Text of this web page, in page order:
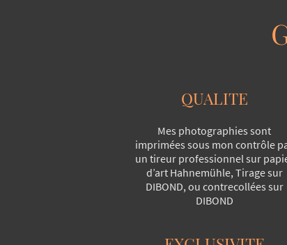
QUALITE
Mes photographies sont
imprimées sous mon contrôle
un tireur professionnel sur
d’art Hahnemühle, Tirage sur
DIBOND, ou contrecollées sur
DIBOND